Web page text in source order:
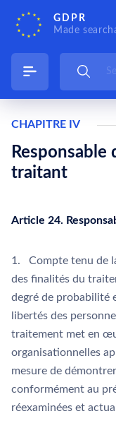
GDPR
Made
CHAPITRE IV
traitant
Article 24.
1. Compte tenu de
des finalités du
degré de probabilité
libertés des
traitement met en
organisationnelles
mesure de
conformément au
réexaminées et